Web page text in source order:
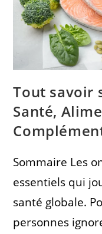
Tout savoir
Santé,
Sommaire Les
essentiels qui
santé globale.
personnes